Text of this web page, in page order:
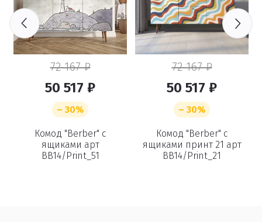
72 167 ₽
50 517 ₽
– 30%
Комод "Berber" с
ящиками арт
BB14/Print_51
72 167 ₽
50 517 ₽
– 30%
Комод "Berber" с
ящиками принт 21 арт
BB14/Print_21